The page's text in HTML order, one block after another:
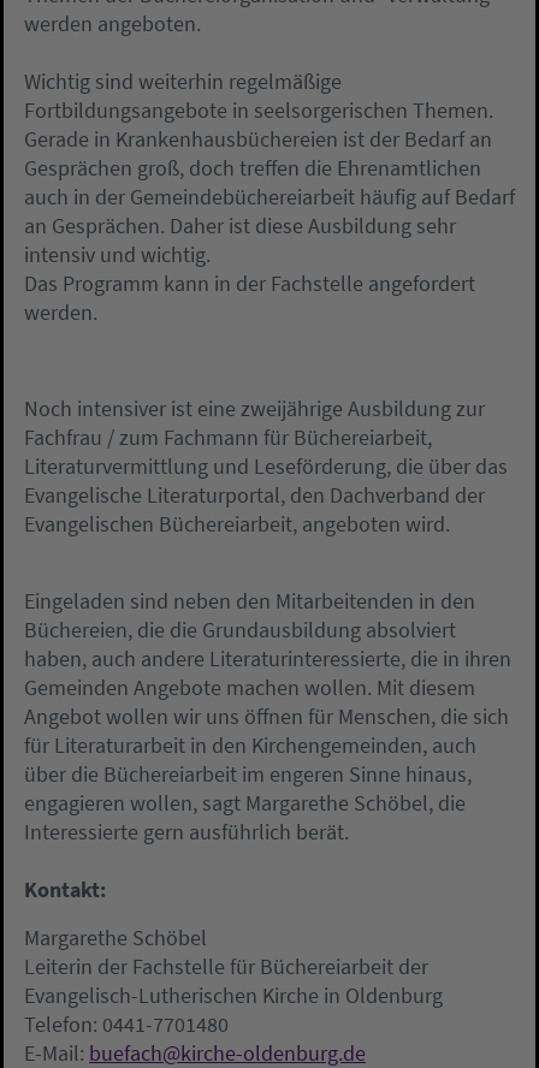
werden angeboten.
Wichtig sind weiterhin regelmäßige
Fortbildungsangebote in seelsorgerischen Themen.
Gerade in Krankenhausbüchereien ist der Bedarf an
Gesprächen groß, doch treffen die Ehrenamtlichen
auch in der Gemeindebüchereiarbeit häufig auf Bedarf
an Gesprächen. Daher ist diese Ausbildung sehr
intensiv und wichtig.
Das Programm kann in der Fachstelle angefordert
werden.
Noch intensiver ist eine zweijährige Ausbildung zur
Fachfrau / zum Fachmann für Büchereiarbeit,
Literaturvermittlung und Leseförderung, die über das
Evangelische Literaturportal, den Dachverband der
Evangelischen Büchereiarbeit, angeboten wird.
Eingeladen sind neben den Mitarbeitenden in den
Büchereien, die die Grundausbildung absolviert
haben, auch andere Literaturinteressierte, die in ihren
Gemeinden Angebote machen wollen. Mit diesem
Angebot wollen wir uns öffnen für Menschen, die sich
für Literaturarbeit in den Kirchengemeinden, auch
über die Büchereiarbeit im engeren Sinne hinaus,
engagieren wollen, sagt Margarethe Schöbel, die
Interessierte gern ausführlich berät.
Kontakt:
Margarethe Schöbel
Leiterin der Fachstelle für Büchereiarbeit der
Evangelisch-Lutherischen Kirche in Oldenburg
Telefon: 0441-7701480
E-Mail: buefach@kirche-oldenburg.de